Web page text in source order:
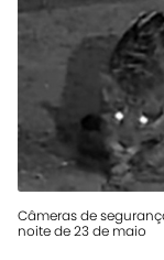
Câmeras de
noite de 23 de maio